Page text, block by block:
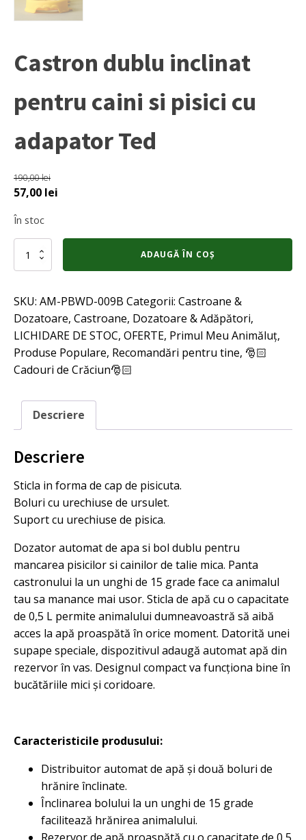
Castron dublu inclinat
pentru caini si pisici cu
adapator Ted
190,00lei
Prețul
a
fost:
190,00 lei.
57,00 lei
57,00 lei.
În stoc
Cantitate
Castron
pentru
caini
pisici
cu
adapator
ADAUGĂ ÎN COȘ
SKU: AM-PBWD-009B Categorii: Castroane &
Dozatoare, Castroane, Dozatoare & Adăpători,
LICHIDARE DE STOC, OFERTE, Primul Meu Animăluț,
Produse Populare, Recomandări pentru tine, 🎅🏻
Cadouri de Crăciun🎅🏻
Descriere
Descriere
Sticla in forma de cap de pisicuta.
Boluri cu urechiuse de ursulet.
Suport cu urechiuse de pisica.
Dozator automat de apa si bol dublu pentru
mancarea pisicilor si cainilor de talie mica. Panta
castronului la un unghi de 15 grade face ca animalul
tau sa manance mai usor. Sticla de apă cu o capacitate
de 0,5 L permite animalului dumneavoastră să aibă
acces la apă proaspătă în orice moment. Datorită unei
supape speciale, dispozitivul adaugă automat apă din
rezervor în vas. Designul compact va funcționa bine în
bucătăriile mici și coridoare.
Caracteristicile produsului:
Distribuitor automat de apă și două boluri de
hrănire înclinate.
Înclinarea bolului la un unghi de 15 grade
facilitează hrănirea animalului.